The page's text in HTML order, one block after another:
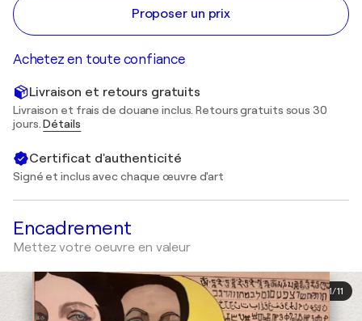
Proposer un prix
Achetez en toute confiance
Livraison et retours gratuits
Livraison et frais de douane inclus. Retours gratuits sous 30
jours.Détails
Certificat d'authenticité
Signé et inclus avec chaque œuvre d'art
Encadrement
Mettez votre oeuvre en valeur
1/11